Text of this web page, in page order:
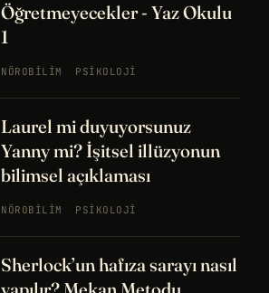
Öğretmeyecekler - Yaz Okulu
1
NÖROBILIM PSIKOLOJI
Laurel mi duyuyorsunuz
Yanny mi? İşitsel illüzyonun
bilimsel açıklaması
NÖROBILIM PSIKOLOJI
Sherlock’un hafıza sarayı nasıl